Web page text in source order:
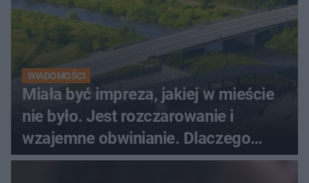
WIADOMOŚCI
Miała być impreza, jakiej w mieście
nie było. Jest rozczarowanie i
wzajemne obwinianie. Dlaczego
Peak Festiwal nie odbędzie się?